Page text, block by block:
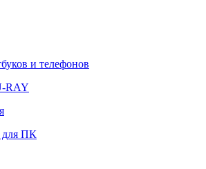
и телефонов
RAY
для ПК